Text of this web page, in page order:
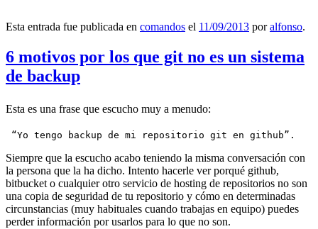
Esta entrada fue publicada en comandos el 11/09/2013 poralfonso.
6 motivos por los que git no es un sistema
de backup
Esta es una frase que escucho muy a menudo:
“Yo tengo backup de mi repositorio git en github”.
Siempre que la escucho acabo teniendo la misma conversación con
la persona que la ha dicho. Intento hacerle ver porqué github,
bitbucket o cualquier otro servicio de hosting de repositorios no son
una copia de seguridad de tu repositorio y cómo en determinadas
circunstancias (muy habituales cuando trabajas en equipo) puedes
perder información por usarlos para lo que no son.